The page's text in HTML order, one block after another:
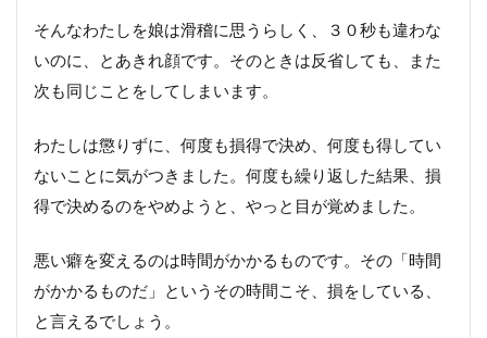
本
の
意
得
す
方
繰
り
し
そんなわたしを娘は滑稽に思うらしく、３０秒も違わな
いのに、とあきれ顔です。そのときは反省しても、また
次も同じことをしてしまいます。
わたしは懲りずに、何度も損得で決め、何度も得してい
ないことに気がつきました。何度も繰り返した結果、損
得で決めるのをやめようと、やっと目が覚めました。
悪い癖を変えるのは時間がかかるものです。その「時間
がかかるものだ」というその時間こそ、損をしている、
と言えるでしょう。